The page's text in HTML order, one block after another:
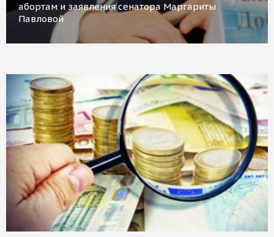
абортам и заявления сенатора Маргариты
Павловой